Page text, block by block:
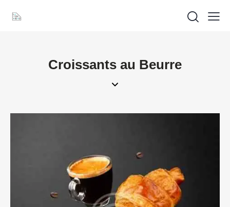
Croissants au Beurre